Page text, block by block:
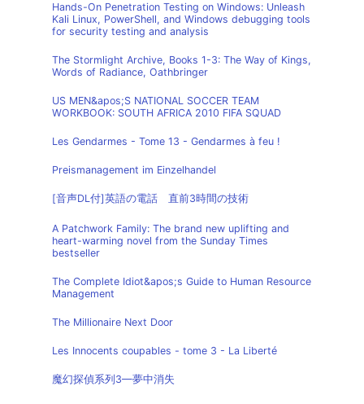
Hands-On Penetration Testing on Windows: Unleash
Kali Linux, PowerShell, and Windows debugging tools
for security testing and analysis
The Stormlight Archive, Books 1-3: The Way of Kings,
Words of Radiance, Oathbringer
US MEN&apos;S NATIONAL SOCCER TEAM
WORKBOOK: SOUTH AFRICA 2010 FIFA SQUAD
Les Gendarmes - Tome 13 - Gendarmes à feu !
Preismanagement im Einzelhandel
[音声DL付]英語の電話 直前3時間の技術
A Patchwork Family: The brand new uplifting and
heart-warming novel from the Sunday Times
bestseller
The Complete Idiot&apos;s Guide to Human Resource
Management
The Millionaire Next Door
Les Innocents coupables - tome 3 - La Liberté
魔幻探偵系列3—夢中消失